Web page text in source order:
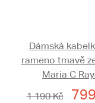
Dámská
rameno tmavě
Maria C
1 190 Kč